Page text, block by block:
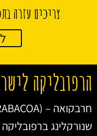
צריכים עזרה
הרפובליקה
חרבקואה – (JARABACOA) + רפטינג בחרבקואה
שנורקלינג ברפובליקה